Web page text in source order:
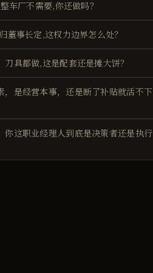
车厂不需要,你还做吗？
董事长定,这权力边界怎么处？
具都做,这是配套还是摊大饼？
，是经营本事，还是断了补贴就活不下
你这职业经理人到底是决策者还是执行